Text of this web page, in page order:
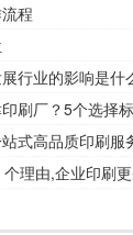
程
行业的影响是什
刷厂？5个选择标
式高品质印刷服
理由,企业印刷